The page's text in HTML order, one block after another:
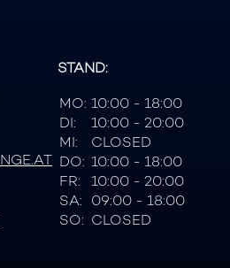
STAND:
MO: 10:00 - 18:00
DI:
10:00 - 20:00
MI:
CLOSED
DO: 10:00 - 18:00
FR:
10:00 - 20:00
SA: 09:00 - 18:00
SO: CLOSED